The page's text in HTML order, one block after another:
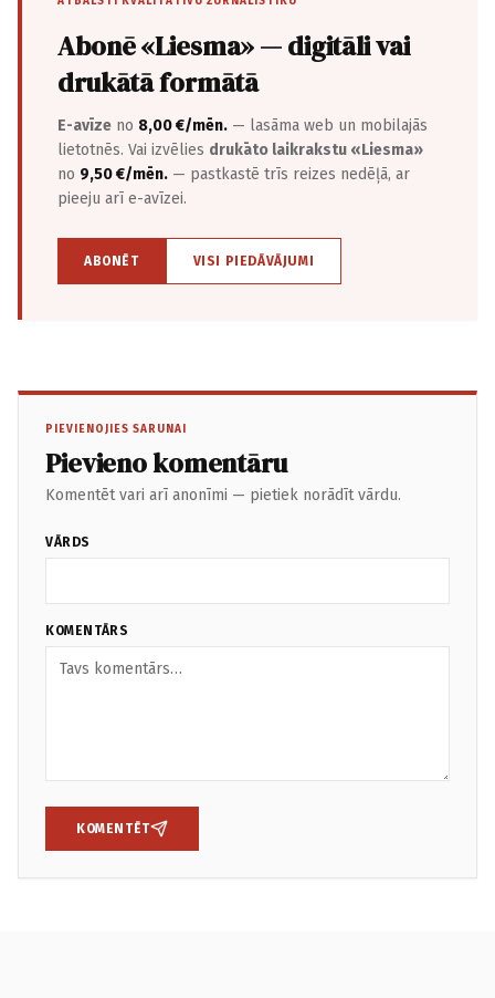
Abonē «Liesma» — digitāli vai
drukātā formātā
E-avīze no 8,00 €/mēn. — lasāma web un mobilajās
lietotnēs. Vai izvēlies drukāto laikrakstu «Liesma»
no 9,50 €/mēn. — pastkastē trīs reizes nedēļā, ar
pieeju arī e-avīzei.
ABONĒT VISI PIEDĀVĀJUMI
PIEVIENOJIES SARUNAI
Pievieno komentāru
Komentēt vari arī anonīmi — pietiek norādīt vārdu.
VĀRDS
KOMENTĀRS
KOMENTĒT